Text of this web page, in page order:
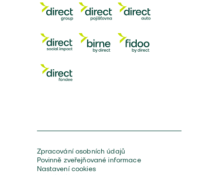
Zpracování osobních údajů
Povinně zveřejňované informace
Nastavení cookies